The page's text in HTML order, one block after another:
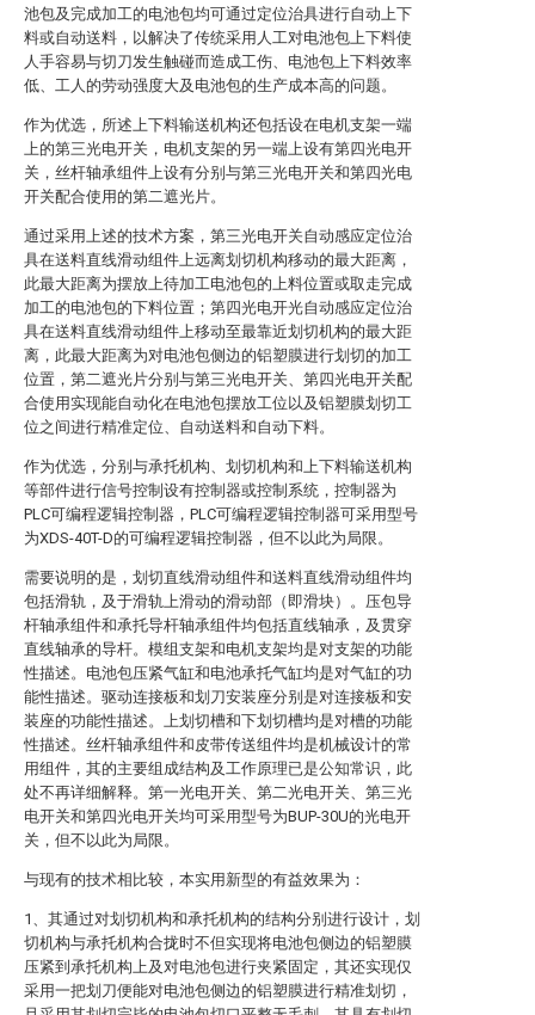
池包及完成加工的电池包均可通过定位治具进行自动上下
料或自动送料，以解决了传统采用人工对电池包上下料使
人手容易与切刀发生触碰而造成工伤、电池包上下料效率
低、工人的劳动强度大及电池包的生产成本高的问题。
作为优选，所述上下料输送机构还包括设在电机支架一端
上的第三光电开关，电机支架的另一端上设有第四光电开
关，丝杆轴承组件上设有分别与第三光电开关和第四光电
开关配合使用的第二遮光片。
通过采用上述的技术方案，第三光电开关自动感应定位治
具在送料直线滑动组件上远离划切机构移动的最大距离，
此最大距离为摆放上待加工电池包的上料位置或取走完成
加工的电池包的下料位置；第四光电开光自动感应定位治
具在送料直线滑动组件上移动至最靠近划切机构的最大距
离，此最大距离为对电池包侧边的铝塑膜进行划切的加工
位置，第二遮光片分别与第三光电开关、第四光电开关配
合使用实现能自动化在电池包摆放工位以及铝塑膜划切工
位之间进行精准定位、自动送料和自动下料。
作为优选，分别与承托机构、划切机构和上下料输送机构
等部件进行信号控制设有控制器或控制系统，控制器为
PLC可编程逻辑控制器，PLC可编程逻辑控制器可采用型号
为XDS-40T-D的可编程逻辑控制器，但不以此为局限。
需要说明的是，划切直线滑动组件和送料直线滑动组件均
包括滑轨，及于滑轨上滑动的滑动部（即滑块）。压包导
杆轴承组件和承托导杆轴承组件均包括直线轴承，及贯穿
直线轴承的导杆。模组支架和电机支架均是对支架的功能
性描述。电池包压紧气缸和电池承托气缸均是对气缸的功
能性描述。驱动连接板和划刀安装座分别是对连接板和安
装座的功能性描述。上划切槽和下划切槽均是对槽的功能
性描述。丝杆轴承组件和皮带传送组件均是机械设计的常
用组件，其的主要组成结构及工作原理已是公知常识，此
处不再详细解释。第一光电开关、第二光电开关、第三光
电开关和第四光电开关均可采用型号为BUP-30U的光电开
关，但不以此为局限。
与现有的技术相比较，本实用新型的有益效果为：
1、其通过对划切机构和承托机构的结构分别进行设计，划
切机构与承托机构合拢时不但实现将电池包侧边的铝塑膜
压紧到承托机构上及对电池包进行夹紧固定，其还实现仅
采用一把划刀便能对电池包侧边的铝塑膜进行精准划切，